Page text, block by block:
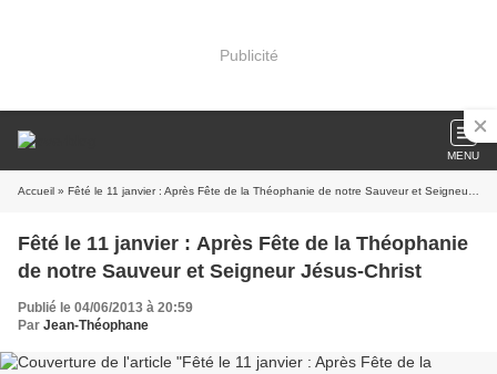
Publicité
MENU
Accueil » Fêté le 11 janvier : Après Fête de la Théophanie de notre Sauveur et Seigneur Jésus-Christ
Fêté le 11 janvier : Après Fête de la Théophanie
de notre Sauveur et Seigneur Jésus-Christ
Publié le 04/06/2013 à 20:59
Par Jean-Théophane